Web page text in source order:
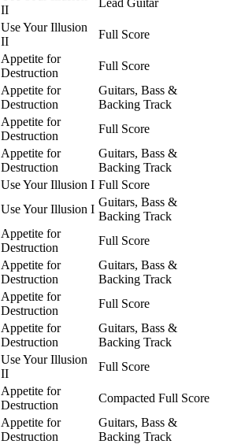
II
Use Your Illusion
II
Full Score
Appetite for
Destruction
Full Score
Appetite for
Destruction
Guitars, Bass &
Backing Track
Appetite for
Destruction
Full Score
Appetite for
Destruction
Guitars, Bass &
Backing Track
Use Your Illusion I Full Score
Use Your Illusion I
Guitars, Bass &
Backing Track
Appetite for
Destruction
Full Score
Appetite for
Destruction
Guitars, Bass &
Backing Track
Appetite for
Destruction
Full Score
Appetite for
Destruction
Guitars, Bass &
Backing Track
Use Your Illusion
II
Full Score
Appetite for
Destruction
Compacted Full Score
Appetite for
Destruction
Guitars, Bass &
Backing Track